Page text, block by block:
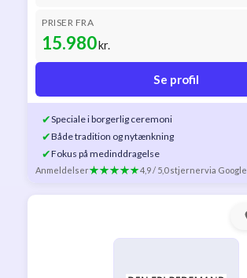
PRISER FRA
15.980kr.
Se profil
✔Speciale i borgerlig ceremoni
✔Både tradition og nytænkning
✔Fokus på medinddragelse
Anmeldelser 4,9 / 5,0 stjernervia Google